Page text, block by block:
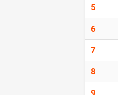
5
6
7
8
9